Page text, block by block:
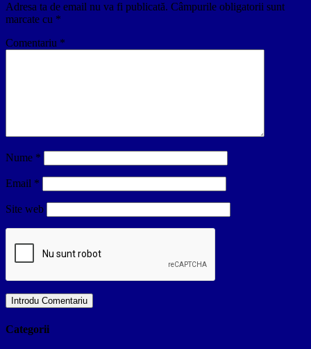
Adresa ta de email nu va fi publicată. Câmpurile obligatorii sunt
marcate cu *
Comentariu *
Nume *
Email *
Site web
Categorii